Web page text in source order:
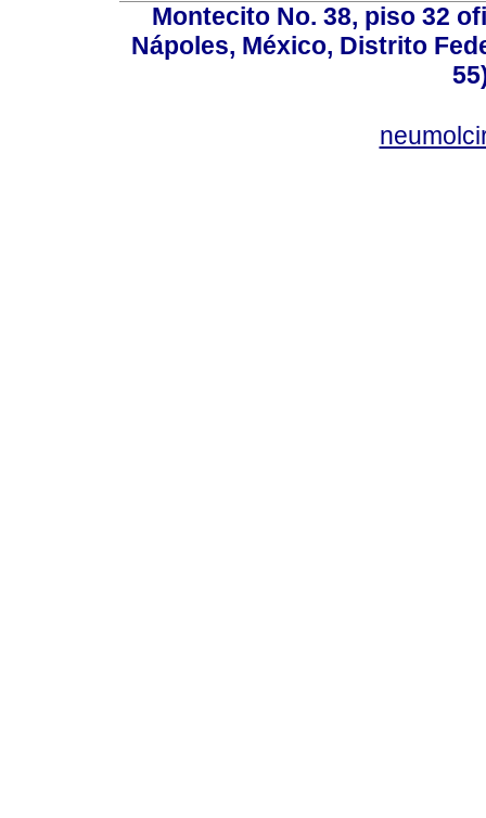
Montecito No. 38, piso 32
Nápoles, México, Distrito